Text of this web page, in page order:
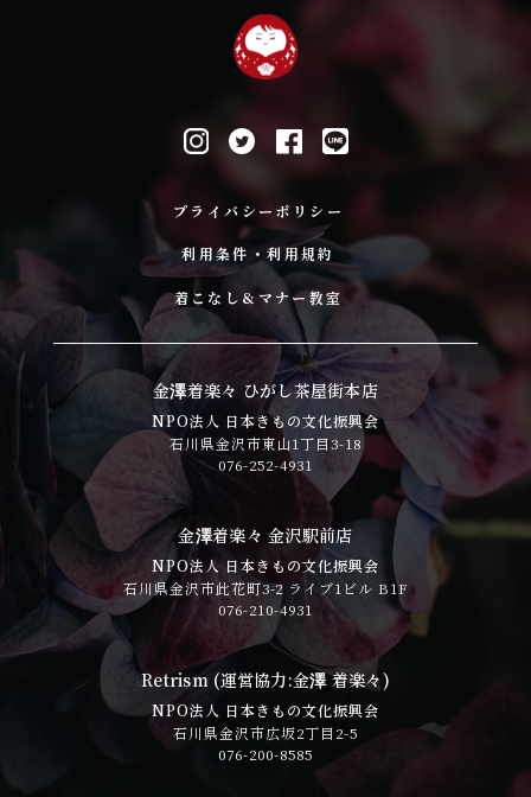
利用条件・利用規約
プライバシーポリシー
着こなし&マナー教室
金澤着楽々 ひがし茶屋街本店
NPO法人 日本きもの文化振興会
石川県金沢市東山1丁目3-18
076-252-4931
金澤着楽々 金沢駅前店
NPO法人 日本きもの文化振興会
石川県金沢市此花町3-2 ライブ1ビル B1F
076-210-4931
Retrism (運営協力:金澤 着楽々)
NPO法人 日本きもの文化振興会
石川県金沢市広坂2丁目2-5
076-200-8585